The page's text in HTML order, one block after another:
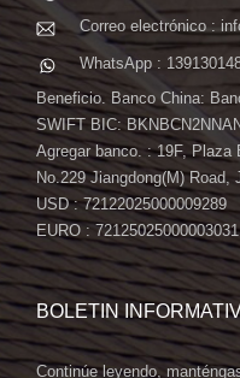
Correo electrónico :
WhatsApp :
Beneficio. Banco China:
SWIFT BIC:
Agregar banco. : 19F, Plaza
No.229 Jiangdong(M)
USD : 72122025000009289
EURO : 72125025000003031
BOLETIN
Continúe leyendo,